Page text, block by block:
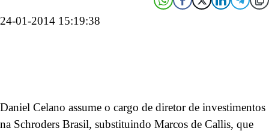
24-01-2014 15:19:38
Daniel Celano assume o cargo de diretor de investimentos
na Schroders Brasil, substituindo Marcos de Callis, que